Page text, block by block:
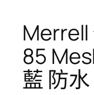
85
藍 防水